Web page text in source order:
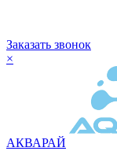
Заказать звонок
×
АКВАРАЙ